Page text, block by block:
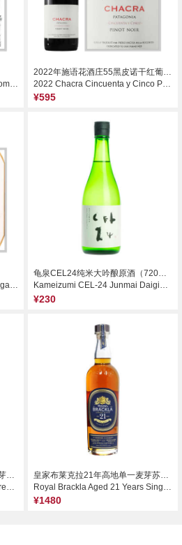
2017 Chateau l'Eglise-Clinet, Pomerol, France
2022年施语花酒庄55黑皮诺干红葡萄酒
2022 Chacra Cincuenta y Cinco Pinot Noir, Rio Negro, Argentina
¥595
2018 L’Orangerie du Tertre, Margaux, France
龟泉CEL24纯米大吟酿原酒（720ml）
Kameizumi CEL-24 Junmai Daiginjo Genshu Sake, Japan (720ml)
¥230
¥1480